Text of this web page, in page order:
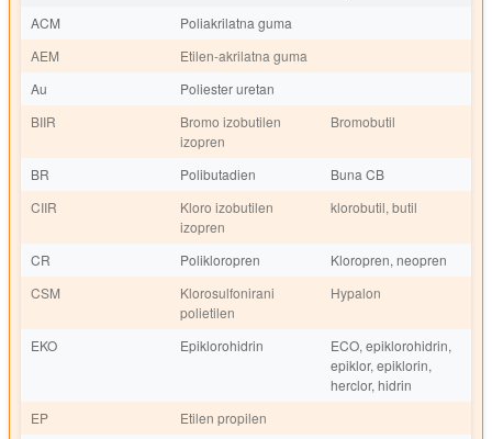
ACM
Poliakrilatna guma
AEM
Etilen-akrilatna guma
Au
Poliester uretan
BIIR
Bromo izobutilen
izopren
Bromobutil
BR Polibutadien
Buna CB
CIIR
Kloro izobutilen
izopren
klorobutil, butil
CR Polikloropren
Kloropren, neopren
CSM
Klorosulfonirani
polietilen
Hypalon
EKO Epiklorohidrin
ECO, epiklorohidrin,
epiklor, epiklorin,
herclor, hidrin
EP
Etilen propilen